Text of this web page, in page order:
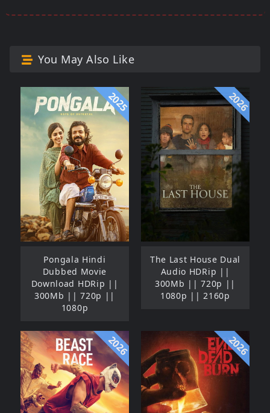
You May Also Like
2025
Pongala Hindi
Dubbed Movie
Download HDRip ||
300Mb || 720p ||
1080p
2026
The Last House Dual
Audio HDRip ||
300Mb || 720p ||
1080p || 2160p
2026 2026